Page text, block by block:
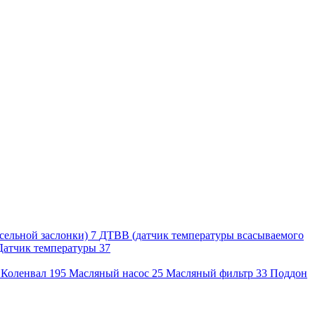
заслонки) 7 ДТВВ (датчик температуры всасываемого
температуры 37
Коленвал 195 Масляный насос 25 Масляный фильтр 33 Поддон